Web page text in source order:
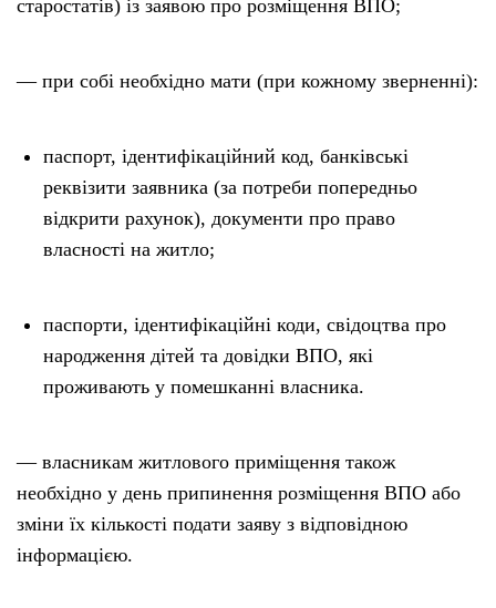
старостатів) із заявою про розміщення ВПО;
— при собі необхідно мати (при кожному зверненні):
паспорт, ідентифікаційний код, банківські
реквізити заявника (за потреби попередньо
відкрити рахунок), документи про право
власності на житло;
паспорти, ідентифікаційні коди, свідоцтва про
народження дітей та довідки ВПО, які
проживають у помешканні власника.
— власникам житлового приміщення також
необхідно у день припинення розміщення ВПО або
зміни їх кількості подати заяву з відповідною
інформацією.